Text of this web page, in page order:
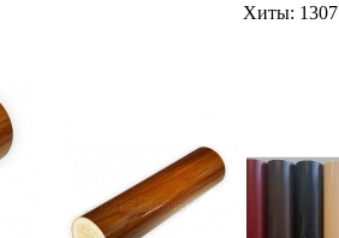
Хиты: 1307